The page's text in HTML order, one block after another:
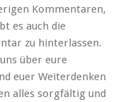
Kommentaren,
es auch die
zu hinterlassen.
über eure
euer Weiterdenken
alles sorgfältig und